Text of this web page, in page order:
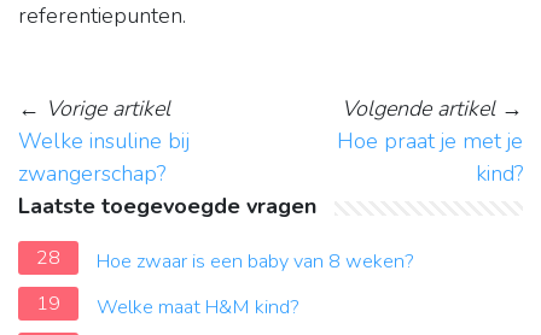
referentiepunten.
← Vorige artikel
Welke insuline bij
zwangerschap?
Volgende artikel→
Hoe praat je met je
kind?
Laatste toegevoegde vragen
28
Hoe zwaar is een baby van 8 weken?
19
Welke maat H&M kind?